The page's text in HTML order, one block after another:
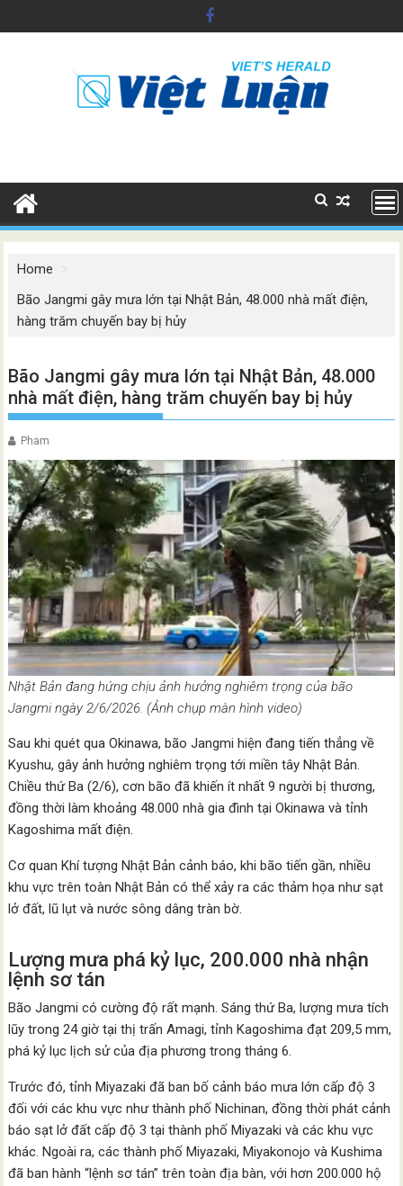
to
Home
Bão Jangmi gây mưa lớn tại Nhật Bản, 48.000 nhà mất điện,
hàng trăm chuyến bay bị hủy
Bão Jangmi gây mưa lớn tại Nhật Bản, 48.000
nhà mất điện, hàng trăm chuyến bay bị hủy
Pham
Nhật Bản đang hứng chịu ảnh hưởng nghiêm trọng của bão
Jangmi ngày 2/6/2026. (Ảnh chụp màn hình video)
Sau khi quét qua Okinawa, bão Jangmi hiện đang tiến thẳng về
Kyushu, gây ảnh hưởng nghiêm trọng tới miền tây Nhật Bản.
Chiều thứ Ba (2/6), cơn bão đã khiến ít nhất 9 người bị thương,
đồng thời làm khoảng 48.000 nhà gia đình tại Okinawa và tỉnh
Kagoshima mất điện.
Cơ quan Khí tượng Nhật Bản cảnh báo, khi bão tiến gần, nhiều
khu vực trên toàn Nhật Bản có thể xảy ra các thảm họa như sạt
lở đất, lũ lụt và nước sông dâng tràn bờ.
Lượng mưa phá kỷ lục, 200.000 nhà nhận
lệnh sơ tán
Bão Jangmi có cường độ rất mạnh. Sáng thứ Ba, lượng mưa tích
lũy trong 24 giờ tại thị trấn Amagi, tỉnh Kagoshima đạt 209,5 mm,
phá kỷ lục lịch sử của địa phương trong tháng 6.
Trước đó, tỉnh Miyazaki đã ban bố cảnh báo mưa lớn cấp độ 3
đối với các khu vực như thành phố Nichinan, đồng thời phát cảnh
báo sạt lở đất cấp độ 3 tại thành phố Miyazaki và các khu vực
khác. Ngoài ra, các thành phố Miyazaki, Miyakonojo và Kushima
đã ban hành “lệnh sơ tán” trên toàn địa bàn, với hơn 200.000 hộ